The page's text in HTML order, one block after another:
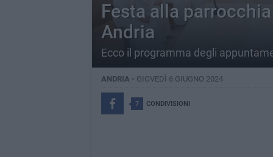
Festa alla
Andria
Ecco il programma degli
ANDRIA - GIOVEDÌ 6 GIUGNO 2024
7 CONDIVISIONI